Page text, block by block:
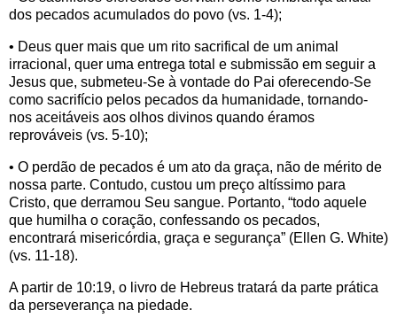
dos pecados acumulados do povo (vs. 1-4);
• Deus quer mais que um rito sacrifical de um animal
irracional, quer uma entrega total e submissão em seguir a
Jesus que, submeteu-Se à vontade do Pai oferecendo-Se
como sacrifício pelos pecados da humanidade, tornando-
nos aceitáveis aos olhos divinos quando éramos
reprováveis (vs. 5-10);
• O perdão de pecados é um ato da graça, não de mérito de
nossa parte. Contudo, custou um preço altíssimo para
Cristo, que derramou Seu sangue. Portanto, “todo aquele
que humilha o coração, confessando os pecados,
encontrará misericórdia, graça e segurança” (Ellen G. White)
(vs. 11-18).
A partir de 10:19, o livro de Hebreus tratará da parte prática
da perseverança na piedade.